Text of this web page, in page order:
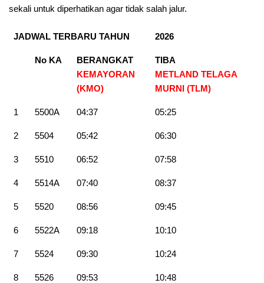
sekali untuk diperhatikan agar tidak salah jalur.
JADWAL TERBARU TAHUN 2026
No KA
BERANGKAT
KEMAYORAN
(KMO)
TIBA
METLAND TELAGA
MURNI (TLM)
1 5500A 04:37 05:25
2 5504 05:42 06:30
3 5510 06:52 07:58
4 5514A 07:40 08:37
5 5520 08:56 09:45
6 5522A 09:18 10:10
7 5524 09:30 10:24
8 5526 09:53 10:48